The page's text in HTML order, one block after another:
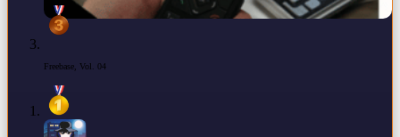
Freebase, Vol. 04